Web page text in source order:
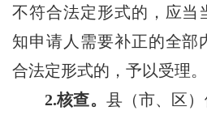
不符合法定形式的，应当
知申请人需要补正的全部
合法定形式的，予以受理。
2.核查。 县（市、区